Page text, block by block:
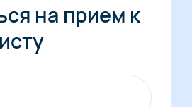
на прием к